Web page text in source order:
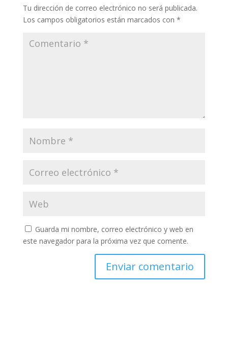
Tu dirección de correo electrónico no será publicada.
Los campos obligatorios están marcados con *
Guarda mi nombre, correo electrónico y web en
este navegador para la próxima vez que comente.